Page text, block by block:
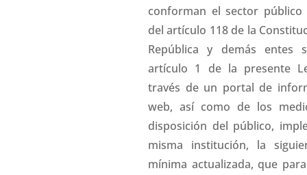
conforman el sector
del artículo 118 de la
República y demás entes
artículo 1 de la presente
través de un portal de
web, así como de los
disposición del público,
misma institución, la
mínima actualizada, que